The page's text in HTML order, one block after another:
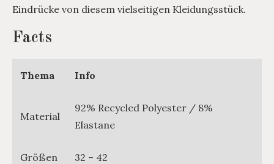
Eindrücke von diesem vielseitigen Kleidungsstück.
Facts
Thema Info
Material
92% Recycled Polyester / 8%
Elastane
Größen 32 – 42